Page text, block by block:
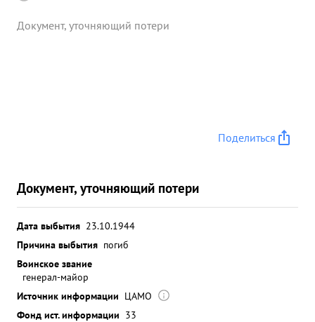
Документ, уточняющий потери
Поделиться
Документ, уточняющий потери
Дата выбытия 23.10.1944
Причина выбытия погиб
Воинское звание
генерал-майор
Источник информации ЦАМО
Фонд ист. информации 33